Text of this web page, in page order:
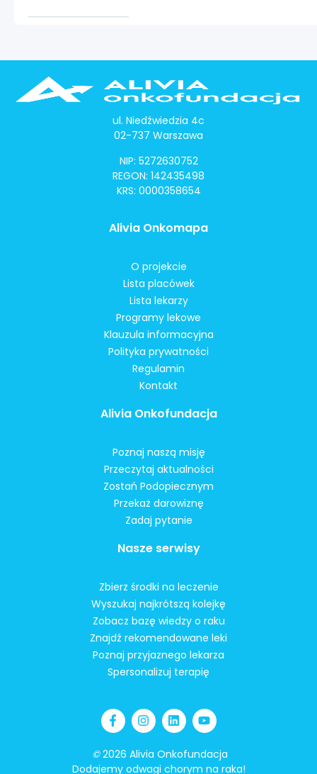
ul. Niedźwiedzia 4c
02-737 Warszawa
NIP: 5272630752
REGON: 142435498
KRS: 0000358654
Alivia Onkomapa
O projekcie
Lista placówek
Lista lekarzy
Programy lekowe
Klauzula informacyjna
Polityka prywatności
Regulamin
Kontakt
Alivia Onkofundacja
Poznaj naszą misję
Przeczytaj aktualności
Zostań Podopiecznym
Przekaż darowiznę
Zadaj pytanie
Nasze serwisy
Zbierz środki na leczenie
Wyszukaj najkrótszą kolejkę
Zobacz bazę wiedzy o raku
Znajdź rekomendowane leki
Poznaj przyjaznego lekarza
Spersonalizuj terapię
©2026 Alivia Onkofundacja
Dodajemy odwagi chorym na raka!